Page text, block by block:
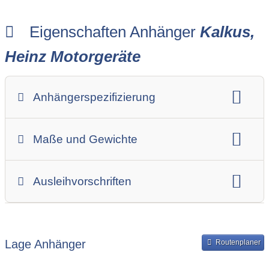
Eigenschaften Anhänger Kalkus,
Heinz Motorgeräte
Anhängerspezifizierung
Maße und Gewichte
Ausleihvorschriften
Bereitstellung und Rückgabe des Anhängers
Lage Anhänger Routenplaner